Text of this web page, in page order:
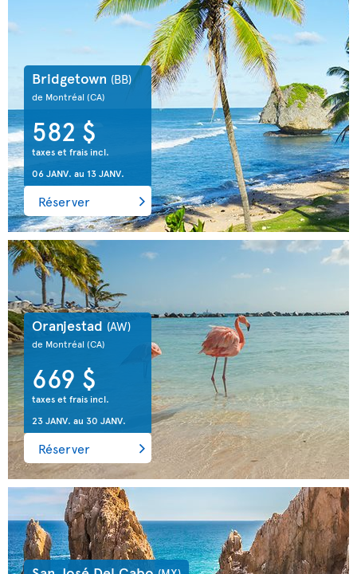
Bridgetown (BB)
de Montréal (CA)
582 $
taxes et frais incl.
06 JANV. au 13 JANV.
Réserver
Oranjestad (AW)
de Montréal(CA)
669 $
taxes et frais incl.
23 JANV. au 30 JANV.
Réserver